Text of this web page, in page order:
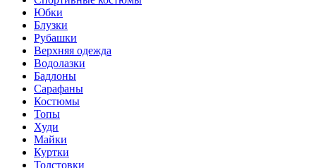
Юбки
Блузки
Рубашки
Верхняя одежда
Водолазки
Бадлоны
Сарафаны
Костюмы
Топы
Худи
Майки
Куртки
Толстовки